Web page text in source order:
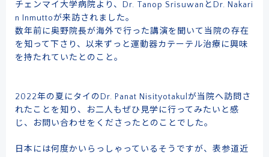
クレジットカード
コラム
会員募集
チェンマイ大学病院より、Dr. Tanop SrisuwanとDr. Nakari
n Inmuttoが来訪されました。
数年前に奥野院長が海外で行った講演を聞いて当院の存在
を知って下さり、以来ずっと運動器カテーテル治療に興味
を持たれていたとのこと。
2022年の夏にタイのDr. Panat Nisityotakulが当院へ訪問さ
れたことを知り、お二人もぜひ見学に行ってみたいと感
じ、お問い合わせをくださったとのことでした。
日本には何度かいらっしゃっているそうですが、表参道近